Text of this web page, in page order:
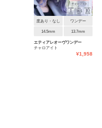
度あり・なし ワンデー
14.5mm 13.7mm
エティアレオーヴワンデー
チャロアイト
¥1,958